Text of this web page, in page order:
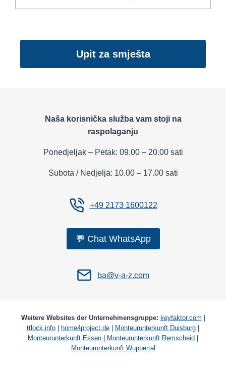
Upit za smješta
Naša korisnička služba vam stoji na
raspolaganju
Ponedjeljak – Petak: 09.00 – 20.00 sati
Subota / Nedjelja: 10.00 – 17.00 sati
+49 2173 1600122
💬 Chat WhatsApp
ba@v-a-z.com
Weitere Websites der Unternehmensgruppe: keyfaktor.com
ttlock.info
home4project.de Monteurunterkunft Duisburg
Monteurunterkunft Essen
Monteurunterkunft Remscheid
Monteurunterkunft Wuppertal